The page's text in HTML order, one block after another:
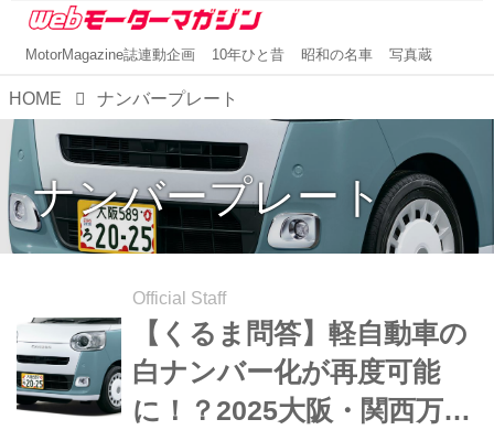
MotorMagazine誌連動企画 10年ひと昔 昭和の名車 写真蔵
HOME ナンバープレート
ナンバープレート
Official Staff
【くるま問答】軽自動車の
白ナンバー化が再度可能
に！？2025大阪・関西万博